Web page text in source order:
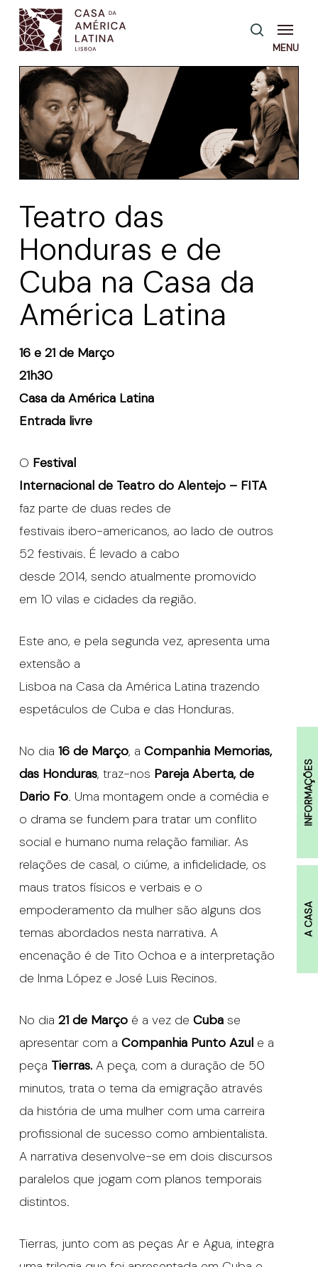
Skip
main
content
INFORMAÇÕES
A CASA
pesquisa
Menu
Teatro das
Honduras e de
Cuba na Casa da
América Latina
16 e 21 de Março
21h30
Casa da América Latina
Entrada livre
O Festival
Internacional de Teatro do Alentejo – FITA
faz parte de duas redes de
festivais ibero-americanos, ao lado de outros
52 festivais. É levado a cabo
desde 2014, sendo atualmente promovido
em 10 vilas e cidades da região.
Este ano, e pela segunda vez, apresenta uma
extensão a
Lisboa na Casa da América Latina trazendo
espetáculos de Cuba e das Honduras.
No dia 16 de Março, a Companhia Memorias,
das Honduras, traz-nos Pareja Aberta, de
Dario Fo. Uma montagem onde a comédia e
o drama se fundem para tratar um conflito
social e humano numa relação familiar. As
relações de casal, o ciúme, a infidelidade, os
maus tratos físicos e verbais e o
empoderamento da mulher são alguns dos
temas abordados nesta narrativa. A
encenação é de Tito Ochoa e a interpretação
de Inma López e José Luis Recinos.
No dia 21 de Marçoé a vez de Cubase
apresentar com a Companhia Punto Azul e a
peça Tierras. A peça, com a duração de 50
minutos, trata o tema da emigração através
da história de uma mulher com uma carreira
profissional de sucesso como ambientalista.
A narrativa desenvolve-se em dois discursos
paralelos que jogam com planos temporais
distintos.
Tierras, junto com as peças Ar e Agua, integra